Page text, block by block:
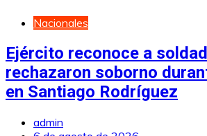
Nacionales
Ejército reconoce a
rechazaron soborno
en Santiago Rodríguez
admin